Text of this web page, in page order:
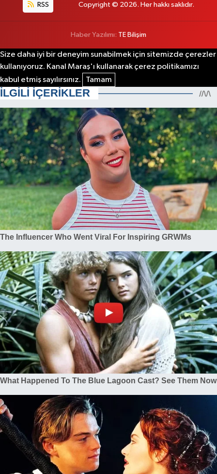
RSS Copyright © 2026. Her hakkı saklıdır.
Haber Yazılımı: TE Bilişim
Size daha iyi bir deneyim sunabilmek için sitemizde çerezler
kullanıyoruz. Kanal Maraş'ı kullanarak çerez politikamızı
kabul etmiş sayılırsınız.
Tamam